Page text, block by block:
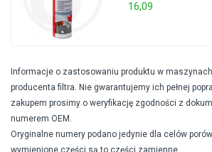
16,09
Informacje o zastosowaniu produktu w
producenta filtra. Nie gwarantujemy ich pełnej
zakupem prosimy o weryfikację zgodności z
numerem OEM.
Oryginalne numery podano jedynie dla celów
wymienione części są to części zamienne.